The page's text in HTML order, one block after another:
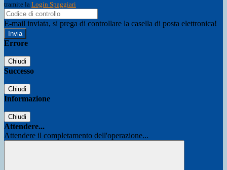
tramite la Login Spaggiari
E-mail inviata, si prega di controllare la casella di posta elettronica!
Errore
Chiudi
Successo
Chiudi
Informazione
Chiudi
Attendere...
Attendere il completamento dell'operazione...